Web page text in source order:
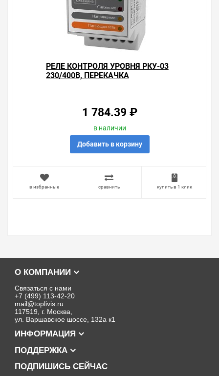
из нашего ассортимента.
Свяжитесь с нами любым способом, который для вас
наиболее удобен. С удовольствием ответим на все
РЕЛЕ КОНТРОЛЯ УРОВНЯ РКУ-03
230/400В, ПЕРЕКАЧКА
1 784.39 ₽
в наличии
Добавить в корзину
в избранные сравнить купить в 1 клик
О КОМПАНИИ
Связаться с нами
+7 (499) 113-42-20
mail@toplivis.ru
117519, г. Москва,
ул. Варшавское шоссе, 132а к1
ИНФОРМАЦИЯ
ПОДДЕРЖКА
ПОДПИШИСЬ СЕЙЧАС